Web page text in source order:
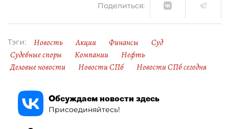
Поделиться:
Тэги: Новость Акции Финансы
Суд
Судебные споры
Компании
Нефть
Деловые новости
Новости СПб Новости СПб сегодня
Обсуждаем новости здесь
Присоединяйтесь!